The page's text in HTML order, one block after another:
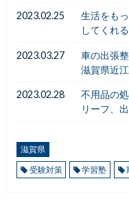
2023.02.25
生活をも
してくれ
2023.03.27
車の出張
滋賀県近
2023.02.28
不用品の
リーフ、
滋賀県
受験対策
学習塾